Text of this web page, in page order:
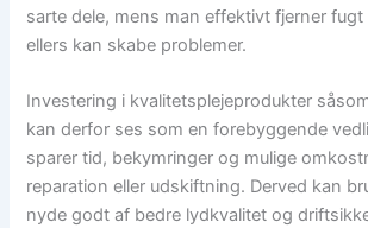
sarte dele, mens man effektivt fjerner
ellers kan skabe problemer.
Investering i kvalitetsplejeprodukter
kan derfor ses som en forebyggende
sparer tid, bekymringer og mulige
reparation eller udskiftning. Derved kan
nyde godt af bedre lydkvalitet og